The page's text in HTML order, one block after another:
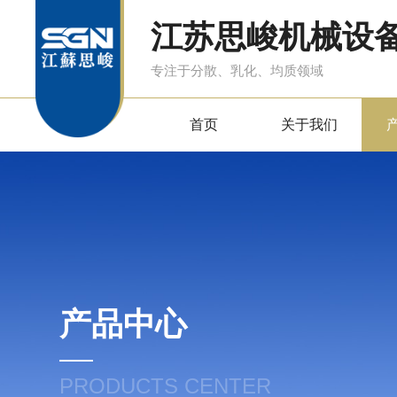
江苏思峻机械设
专注于分散、乳化、均质领域
首页 关于我们
产品中心
PRODUCTS CENTER